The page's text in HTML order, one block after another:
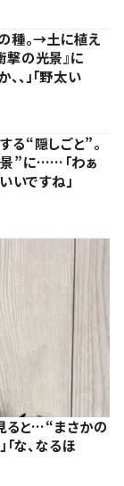
種。→土に植え
の光景』に
、」「野太い
“隠しごと”。
”に……「わぁ
いですね」
ると…“まさかの
な、なるほ